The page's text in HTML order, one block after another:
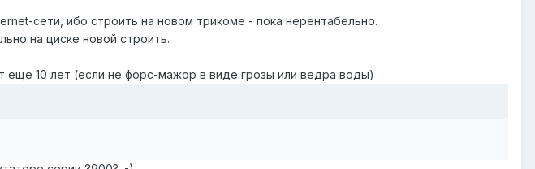
сети, ибо строить на новом трикоме - пока нерентабельно.
на циске новой строить.
еще 10 лет (если не форс-мажор в виде грозы или ведра воды)